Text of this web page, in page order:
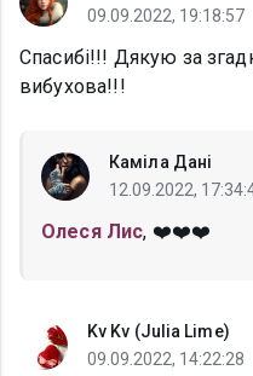
09.09.2022, 19:18:57
Спасибі!!! Дякую за
вибухова!!!
Каміла Дані
12.09.2022,
Олеся Лис, ❤️❤️❤️
Kv Kv (Julia Lime)
09.09.2022, 14:22:28